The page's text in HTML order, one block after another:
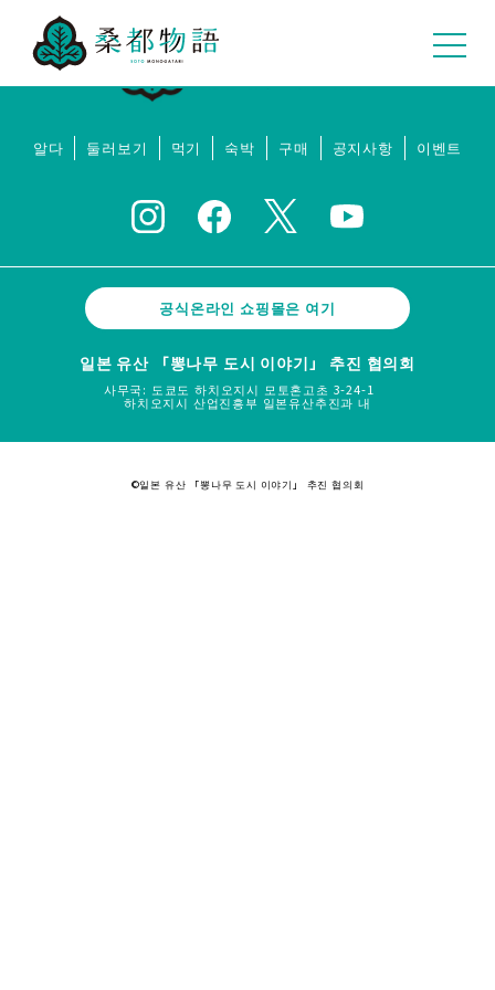
알다 둘러보기 먹기 숙박 구매 공지사항 이벤트
공식온라인 쇼핑몰은 여기
일본 유산 「뽕나무 도시 이야기」 추진 협의회
사무국: 도쿄도 하치오지시 모토혼고초 3-24-1
하치오지시 산업진흥부 일본유산추진과 내
©일본 유산 「뽕나무 도시 이야기」 추진 협의회